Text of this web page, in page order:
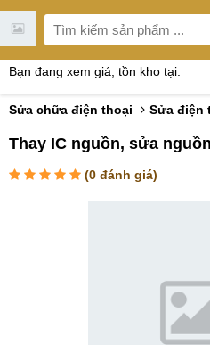
Bạn đang xem giá, tồn kho tại:
Sửa chữa điện thoại Sửa điện
Thay IC nguồn, sửa
(0 đánh giá)